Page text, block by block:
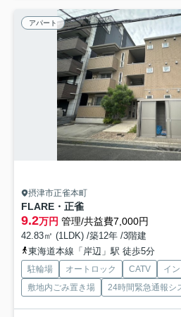
アパート
摂津市正雀本町
FLARE・正雀
9.2万円 管理/共益費7,000円
42.83㎡ (1LDK) /築12年 /3階建
東海道本線「岸辺」駅 徒歩5分
駐輪場 オートロック CATV
イ
敷地内ごみ置き場
24時間緊急通報シ